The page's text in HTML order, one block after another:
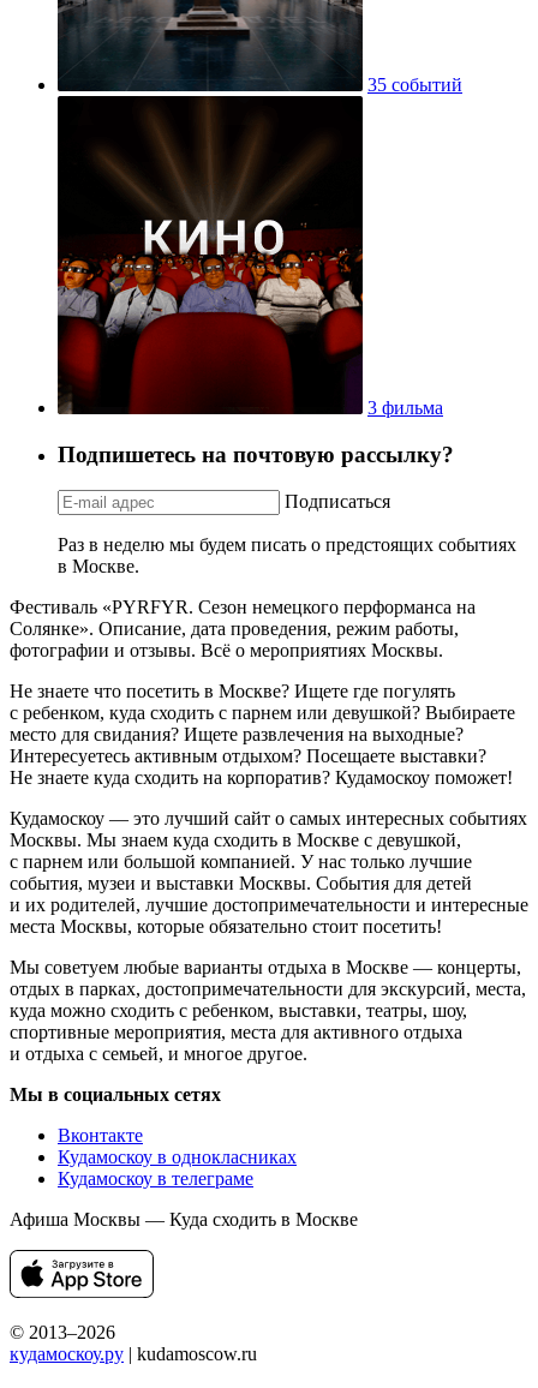
35 событий
3 фильма
Подпишетесь на почтовую рассылку?
Подписаться
Раз в неделю мы будем писать о предстоящих событиях
в Москве.
Фестиваль «PYRFYR. Сезон немецкого перформанса на
Солянке». Описание, дата проведения, режим работы,
фотографии и отзывы. Всё о мероприятиях Москвы.
Не знаете что посетить в Москве? Ищете где погулять
с ребенком, куда сходить с парнем или девушкой? Выбираете
место для свидания? Ищете развлечения на выходные?
Интересуетесь активным отдыхом? Посещаете выставки?
Не знаете куда сходить на корпоратив? Кудамоскоу поможет!
Кудамоскоу — это лучший сайт о самых интересных событиях
Москвы. Мы знаем куда сходить в Москве с девушкой,
с парнем или большой компанией. У нас только лучшие
события, музеи и выставки Москвы. События для детей
и их родителей, лучшие достопримечательности и интересные
места Москвы, которые обязательно стоит посетить!
Мы советуем любые варианты отдыха в Москве — концерты,
отдых в парках, достопримечательности для экскурсий, места,
куда можно сходить с ребенком, выставки, театры, шоу,
спортивные мероприятия, места для активного отдыха
и отдыха с семьей, и многое другое.
Мы в социальных сетях
Вконтакте
Кудамоскоу в однокласниках
Кудамоскоу в телеграме
Афиша Москвы — Куда сходить в Москве
© 2013–2026
кудамоскоу.ру | kudamoscow.ru